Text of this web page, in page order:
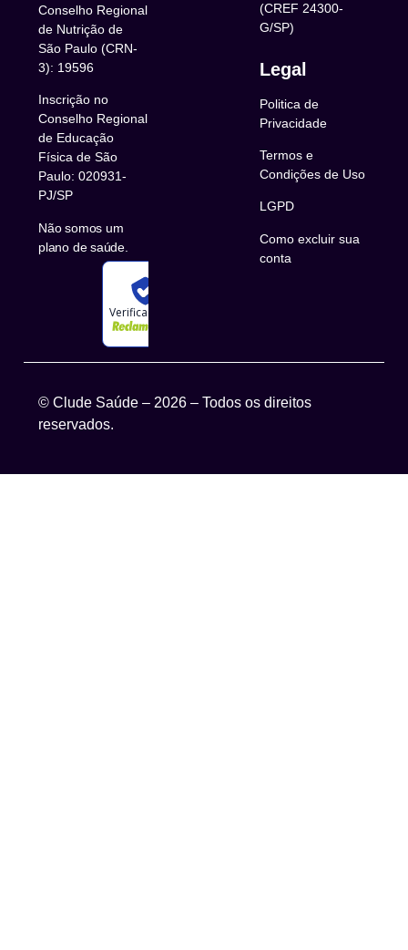
Conselho Regional
de Nutrição de
São Paulo (CRN-
3): 19596
Inscrição no
Conselho Regional
de Educação
Física de São
Paulo: 020931-
PJ/SP
Não somos um
plano de saúde.
Verificada por
(CREF 24300-
G/SP)
Legal
Politica de
Privacidade
Termos e
Condições de Uso
LGPD
Como excluir sua
conta
© Clude Saúde – 2026 – Todos os direitos
reservados.